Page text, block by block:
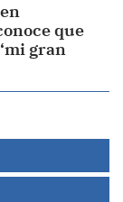
que
gran